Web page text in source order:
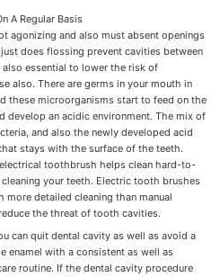
A Regular Basis
agonizing and also must absent openings
does flossing prevent cavities between
essential to lower the risk of
also. There are germs in your mouth in
these microorganisms start to feed on the
develop an acidic environment. The mix of
and also the newly developed acid
stays with the surface of the teeth.
toothbrush helps clean hard-to-
cleaning your teeth. Electric tooth brushes
more detailed cleaning than manual
the threat of tooth cavities.
can quit dental cavity as well as avoid a
enamel with a consistent as well as
routine. If the dental cavity procedure